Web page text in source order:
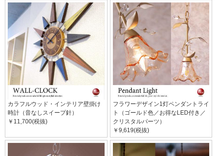
カラフルウッド・インテリア壁掛け
時計（音なしスイープ針）
￥11,700(税抜)
フラワーデザイン1灯ペンダントライ
ト（ゴールド色／お得なLED付き／
クリスタルパーツ）
￥9,619(税抜)